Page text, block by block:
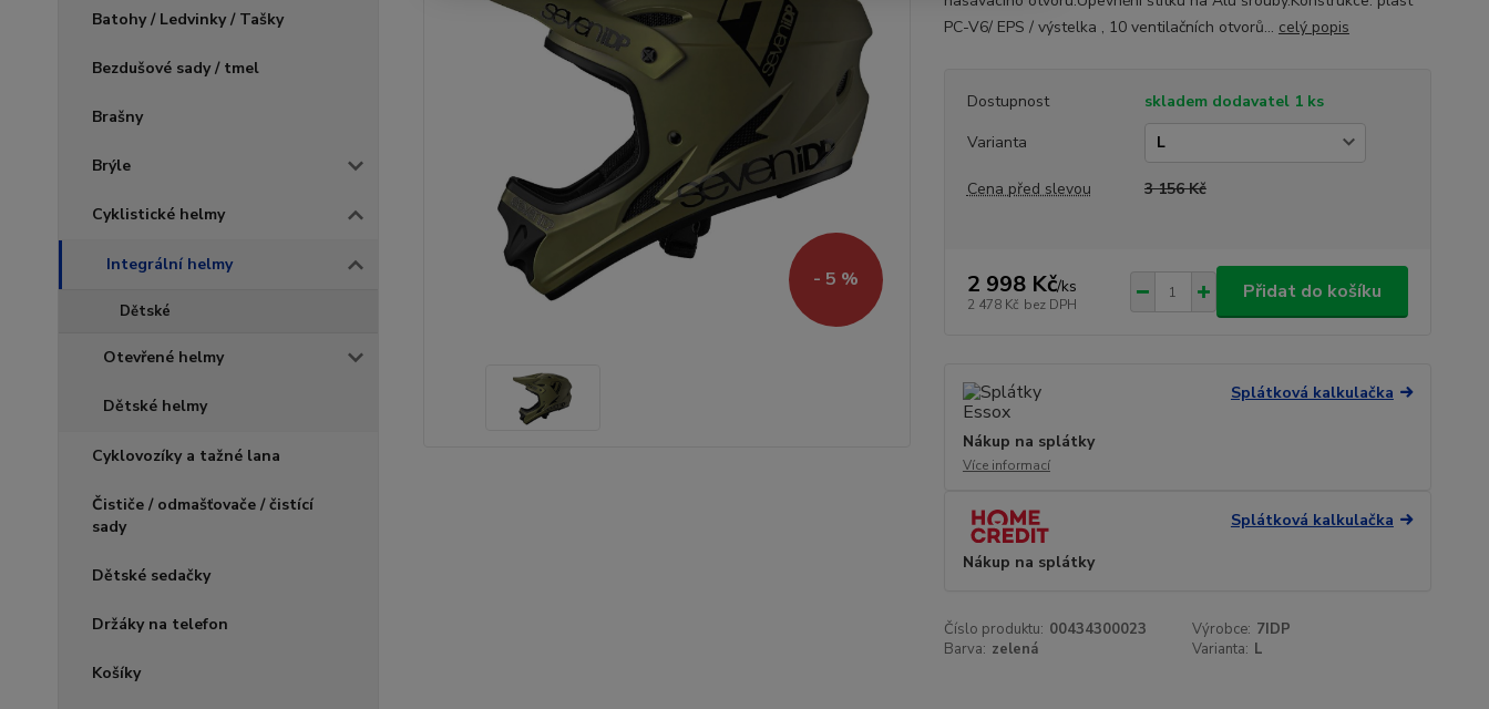
Batohy / Ledvinky / Tašky
Bezdušové sady / tmel
Brašny
Brýle
Cyklistické helmy
Integrální helmy
Dětské
Otevřené helmy
Dětské helmy
Cyklovozíky a tažné lana
Čističe / odmašťovače / čistící
sady
Dětské sedačky
Držáky na telefon
Košíky
- 5 %
PC-V6/ EPS / výstelka , 10 ventilačních otvorů... celý popis
Dostupnost
skladem dodavatel 1 ks
Varianta
Cena před slevou 3 156 Kč
2 998 Kč/ks
2 478 Kč bez DPH
Přidat do košíku
Splátková kalkulačka
Nákup na splátky
Více informací
Splátková kalkulačka
Nákup na splátky
Číslo produktu: 00434300023 Výrobce: 7IDP
Barva: zelená Varianta: L